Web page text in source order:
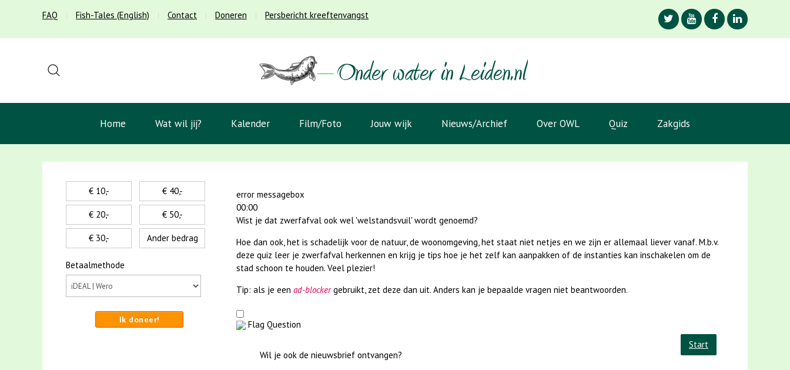
FAQ Fish-Tales (English) Contact Doneren Persbericht kreeftenvangst
Home Wat wil jij? Kalender Film/Foto Jouw wijk Nieuws/Archief Over OWL Quiz Zakgids
error messagebox
00:00
Wist je dat zwerfafval ook wel 'welstandsvuil' wordt genoemd?
Hoe dan ook, het is schadelijk voor de natuur, de woonomgeving, het staat niet netjes en we zijn er allemaal liever vanaf. M.b.v.
deze quiz leer je zwerfafval herkennen en krijg je tips hoe je het zelf kan aanpakken of de instanties kan inschakelen om de
stad schoon te houden. Veel plezier!
Tip: als je een ad-blockergebruikt, zet deze dan uit. Anders kan je bepaalde vragen niet beantwoorden.
Flag Question
Start
Wil je ook de nieuwsbrief ontvangen?
€ 10,-
€ 20,-
€ 30,-
€ 40,-
€ 50,-
Ander bedrag
Betaalmethode
Ik doneer!